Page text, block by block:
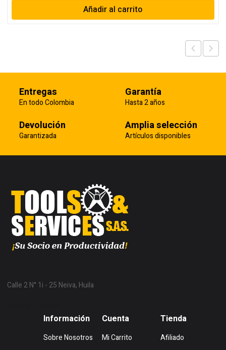
Añadir al carrito
Entregas
En todo Colombia
Garantía
Hasta 2 años
Devolución
Garantizada
Amplia selección
Artículos disponibles
Calle 2 N° 1i - 25 Neiva, Huila
Información
Sobre Nosotros
Cuenta
Mi Carrito
Tienda
Afiliado